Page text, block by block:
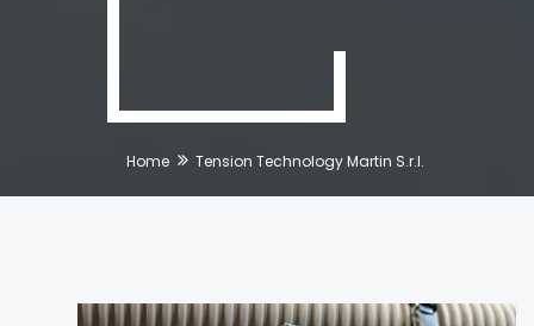
Home Tension Technology Martin S.r.l.